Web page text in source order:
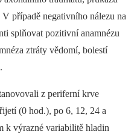
případě negativního nálezu na
splňovat pozitivní anamnézu
ztráty vědomí, bolestí
z periferní krve
(0 hod.), po 6, 12, 24 a
k výrazné variabilitě hladin